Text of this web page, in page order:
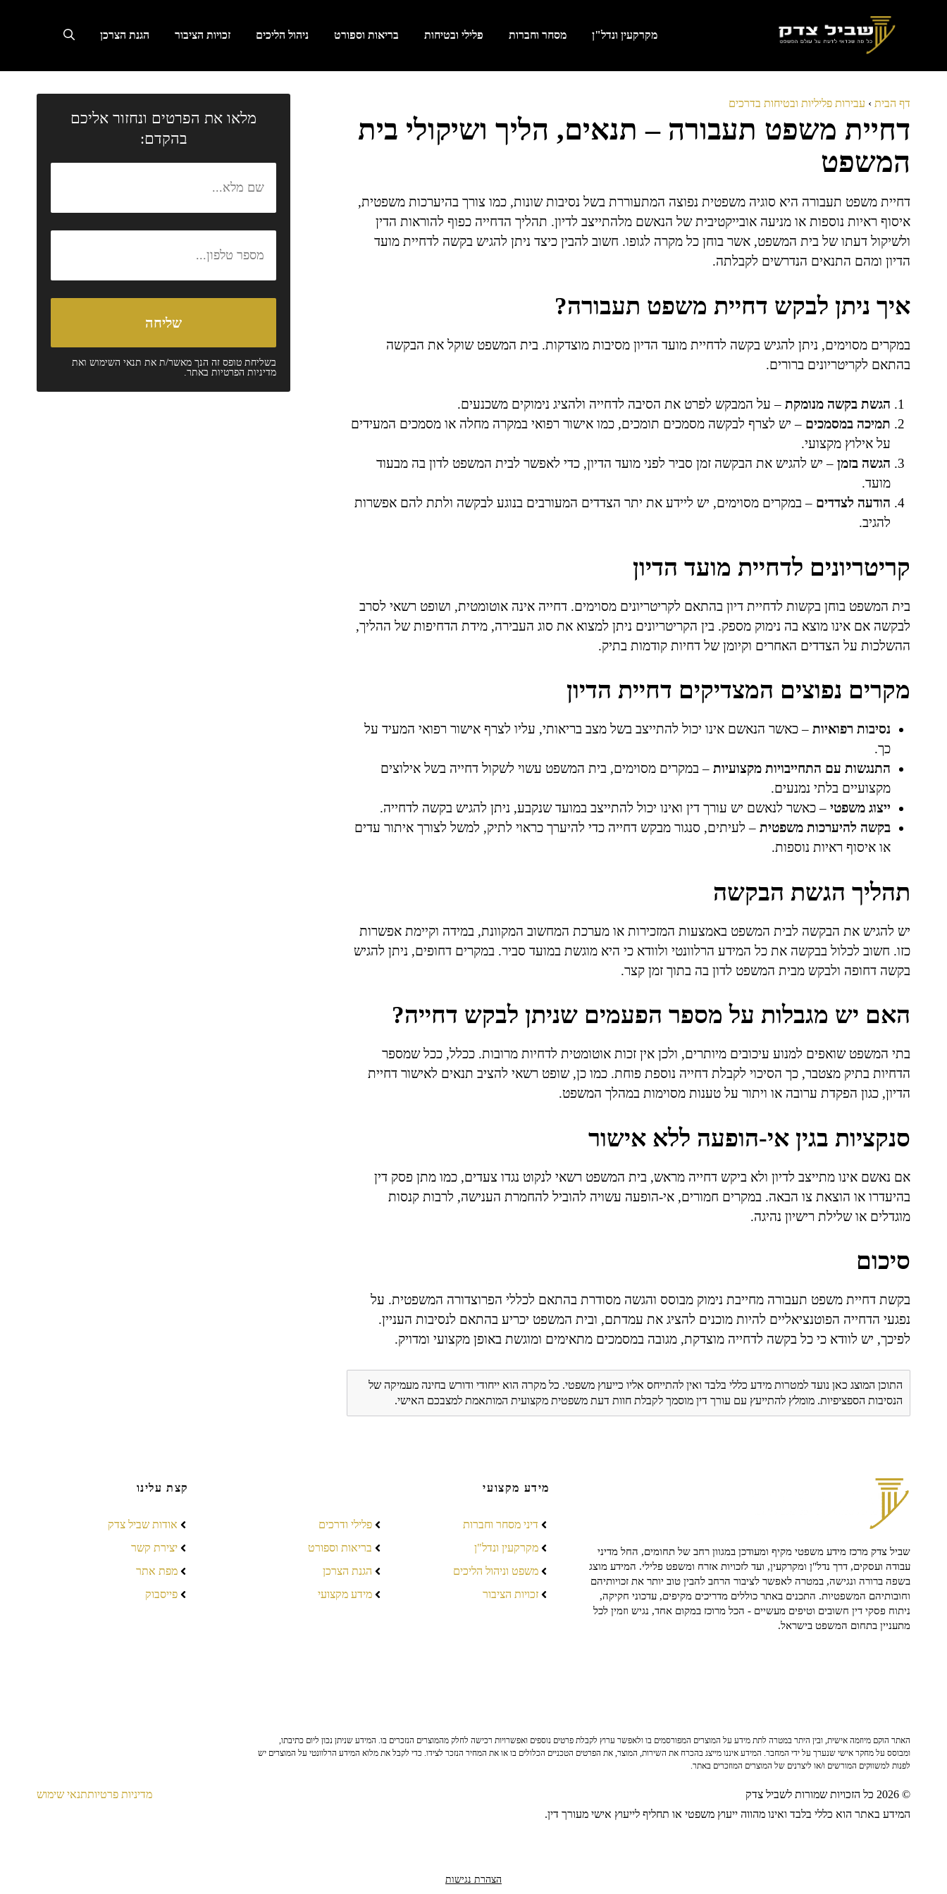
מקרקעין ונדל"ן מסחר וחברות פלילי ובטיחות בריאות וספורט ניהול הליכים זכויות הציבור הגנת הצרכן
דף הבית › עבירות פליליות ובטיחות בדרכים
דחיית משפט תעבורה – תנאים, הליך ושיקולי בית
המשפט
דחיית משפט תעבורה היא סוגיה משפטית נפוצה המתעוררת בשל נסיבות שונות, כמו צורך בהיערכות משפטית,
איסוף ראיות נוספות או מניעה אובייקטיבית של הנאשם מלהתייצב לדיון. תהליך הדחייה כפוף להוראות הדין
ולשיקול דעתו של בית המשפט, אשר בוחן כל מקרה לגופו. חשוב להבין כיצד ניתן להגיש בקשה לדחיית מועד
הדיון ומהם התנאים הנדרשים לקבלתה.
איך ניתן לבקש דחיית משפט תעבורה?
במקרים מסוימים, ניתן להגיש בקשה לדחיית מועד הדיון מסיבות מוצדקות. בית המשפט שוקל את הבקשה
בהתאם לקריטריונים ברורים.
הגשת בקשה מנומקת – על המבקש לפרט את הסיבה לדחייה ולהציג נימוקים משכנעים.
תמיכה במסמכים – יש לצרף לבקשה מסמכים תומכים, כמו אישור רפואי במקרה מחלה או מסמכים המעידים
על אילוץ מקצועי.
הגשה בזמן – יש להגיש את הבקשה זמן סביר לפני מועד הדיון, כדי לאפשר לבית המשפט לדון בה מבעוד
מועד.
הודעה לצדדים – במקרים מסוימים, יש ליידע את יתר הצדדים המעורבים בנוגע לבקשה ולתת להם אפשרות
להגיב.
קריטריונים לדחיית מועד הדיון
בית המשפט בוחן בקשות לדחיית דיון בהתאם לקריטריונים מסוימים. דחייה אינה אוטומטית, ושופט רשאי לסרב
לבקשה אם אינו מוצא בה נימוק מספק. בין הקריטריונים ניתן למצוא את סוג העבירה, מידת הדחיפות של ההליך,
ההשלכות על הצדדים האחרים וקיומן של דחיות קודמות בתיק.
מקרים נפוצים המצדיקים דחיית הדיון
נסיבות רפואיות – כאשר הנאשם אינו יכול להתייצב בשל מצב בריאותי, עליו לצרף אישור רפואי המעיד על
כך.
התנגשות עם התחייבויות מקצועיות – במקרים מסוימים, בית המשפט עשוי לשקול דחייה בשל אילוצים
מקצועיים בלתי נמנעים.
ייצוג משפטי – כאשר לנאשם יש עורך דין ואינו יכול להתייצב במועד שנקבע, ניתן להגיש בקשה לדחייה.
בקשה להיערכות משפטית – לעיתים, סנגור מבקש דחייה כדי להיערך כראוי לתיק, למשל לצורך איתור עדים
או איסוף ראיות נוספות.
תהליך הגשת הבקשה
יש להגיש את הבקשה לבית המשפט באמצעות המזכירות או מערכת המחשוב המקוונת, במידה וקיימת אפשרות
כזו. חשוב לכלול בבקשה את כל המידע הרלוונטי ולוודא כי היא מוגשת במועד סביר. במקרים דחופים, ניתן להגיש
בקשה דחופה ולבקש מבית המשפט לדון בה בתוך זמן קצר.
האם יש מגבלות על מספר הפעמים שניתן לבקש דחייה?
בתי המשפט שואפים למנוע עיכובים מיותרים, ולכן אין זכות אוטומטית לדחיות מרובות. ככלל, ככל שמספר
הדחיות בתיק מצטבר, כך הסיכוי לקבלת דחייה נוספת פוחת. כמו כן, שופט רשאי להציב תנאים לאישור דחיית
הדיון, כגון הפקדת ערובה או ויתור על טענות מסוימות במהלך המשפט.
סנקציות בגין אי-הופעה ללא אישור
אם נאשם אינו מתייצב לדיון ולא ביקש דחייה מראש, בית המשפט רשאי לנקוט נגדו צעדים, כמו מתן פסק דין
בהיעדרו או הוצאת צו הבאה. במקרים חמורים, אי-הופעה עשויה להוביל להחמרת הענישה, לרבות קנסות
מוגדלים או שלילת רישיון נהיגה.
סיכום
בקשת דחיית משפט תעבורה מחייבת נימוק מבוסס והגשה מסודרת בהתאם לכללי הפרוצדורה המשפטית. על
נפגעי הדחייה הפוטנציאליים להיות מוכנים להציג את עמדתם, ובית המשפט יכריע בהתאם לנסיבות העניין.
לפיכך, יש לוודא כי כל בקשה לדחייה מוצדקת, מגובה במסמכים מתאימים ומוגשת באופן מקצועי ומדויק.
התוכן המוצג כאן נועד למטרות מידע כללי בלבד ואין להתייחס אליו כייעוץ משפטי. כל מקרה הוא ייחודי ודורש בחינה מעמיקה של
הנסיבות הספציפיות. מומלץ להתייעץ עם עורך דין מוסמך לקבלת חוות דעת משפטית מקצועית המותאמת למצבכם האישי.
מלאו את הפרטים ונחזור אליכם
בהקדם:
בשליחת טופס זה הנך מאשר/ת את תנאי השימושואת
מדיניות הפרטיותבאתר.
שביל צדק מרכז מידע משפטי מקיף ומעודכן במגוון רחב של תחומים, החל מדיני
עבודה ועסקים, דרך נדל"ן ומקרקעין, ועד לזכויות אזרח ומשפט פלילי. המידע מוצג
בשפה ברורה ונגישה, במטרה לאפשר לציבור הרחב להבין טוב יותר את זכויותיהם
וחובותיהם המשפטיות. התכנים באתר כוללים מדריכים מקיפים, עדכוני חקיקה,
ניתוח פסקי דין חשובים וטיפים מעשיים - הכל מרוכז במקום אחד, נגיש וזמין לכל
מתעניין בתחום המשפט בישראל.
מידע מקצועי
דיני מסחר וחברות
מקרקעין ונדל"ן
משפט וניהול הליכים
זכויות הציבור
פלילי ודרכים
בריאות וספורט
הגנת הצרכן
מידע מקצועי
קצת עלינו
אודות שביל צדק
יצירת קשר
מפת אתר
פייסבוק
האתר הוקם מיוזמה אישית, ובין היתר במטרה לתת מידע על המוצרים המפורסמים בו ולאפשר ערוץ לקבלת פרטים נוספים ואפשרויות רכישה לחלק מהמוצרים הנזכרים בו. המידע שניתן נכון ליום כתיבתו,
ומבוסס על מחקר אישי שנערך על ידי המחבר. המידע איננו מייצג בהכרח את השירות, המוצר, את הפרטים הטכניים הכלולים בו או את המחיר הנזכר לצידו. כדי לקבל את מלוא המידע הרלוונטי על המוצרים יש
לפנות למשווקים המורשים ו/או ליצרנים של המוצרים המוזכרים באתר.
© 2026 כל הזכויות שמורות לשביל צדק
המידע באתר הוא כללי בלבד ואינו מהווה ייעוץ משפטי או תחליף לייעוץ אישי מעורך דין.
מדיניות פרטיותתנאי שימוש
הצהרת נגישות